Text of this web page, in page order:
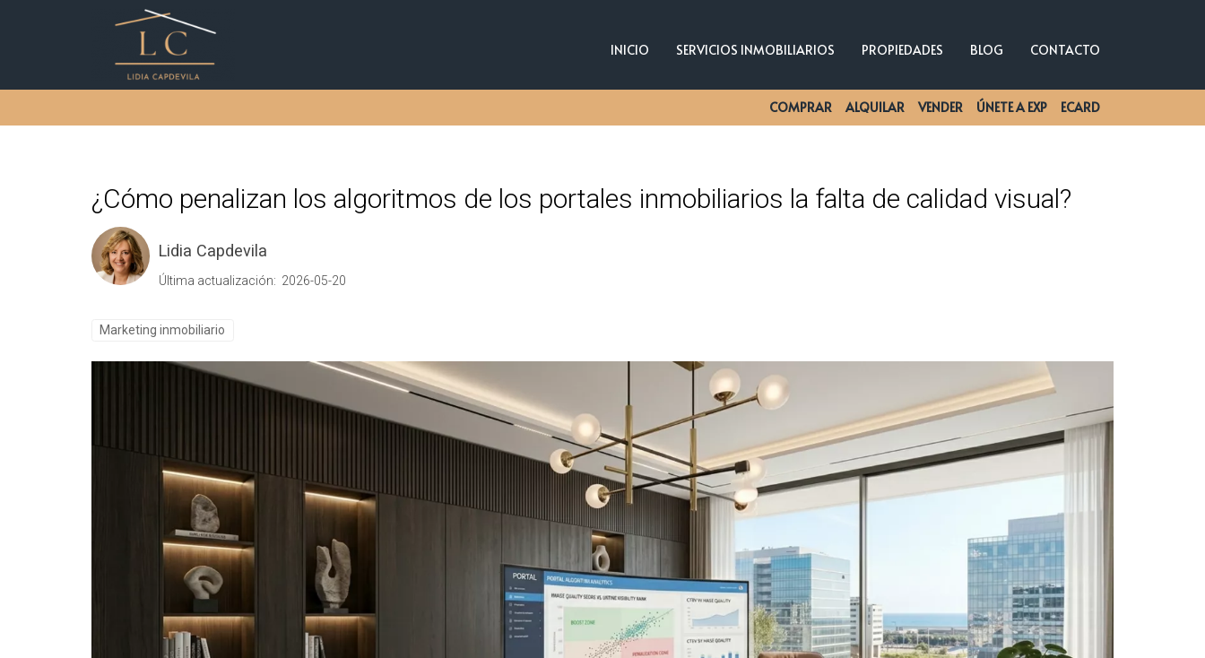
INICIO SERVICIOS INMOBILIARIOS PROPIEDADES BLOG CONTACTO
COMPRAR ALQUILAR VENDER ÚNETE A EXP ECARD
¿Cómo penalizan los algoritmos de los portales inmobiliarios la falta de calidad visual?
Lidia Capdevila
Última actualización: 2026-05-20
Marketing inmobiliario